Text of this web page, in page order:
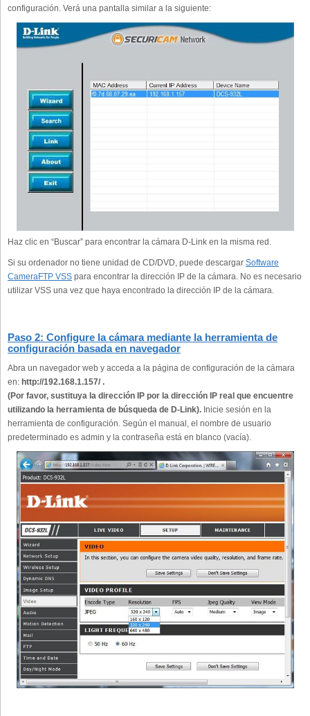
configuración. Verá una pantalla similar a la siguiente:
Haz clic en “Buscar” para encontrar la cámara D-Link en la misma red.
Si su ordenador no tiene unidad de CD/DVD, puede descargar Software
CameraFTP VSS para encontrar la dirección IP de la cámara. No es necesario
utilizar VSS una vez que haya encontrado la dirección IP de la cámara.
Paso 2: Configure la cámara mediante la herramienta de
configuración basada en navegador
Abra un navegador web y acceda a la página de configuración de la cámara
en: http://192.168.1.157/ .
(Por favor, sustituya la dirección IP por la dirección IP real que encuentre
utilizando la herramienta de búsqueda de D-Link). Inicie sesión en la
herramienta de configuración. Según el manual, el nombre de usuario
predeterminado es admin y la contraseña está en blanco (vacía).